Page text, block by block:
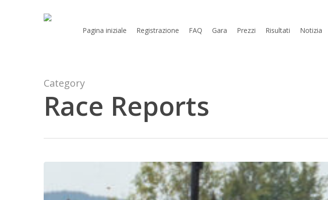
Pagina iniziale Registrazione FAQ Gara Prezzi Risultati Notizia
Category
Race Reports
–